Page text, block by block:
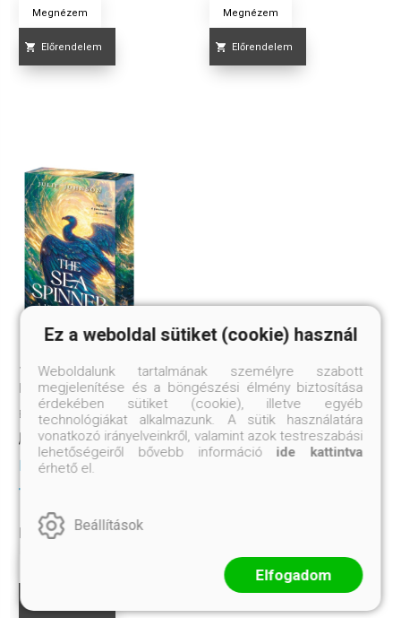
Megnézem
Előrendelem
Megnézem
Előrendelem
THE SEA SPINNER - A
HULLÁMSZÖVŐ
Éldekorált
JULIE JOHNSON
Kötött ár:
7 649.-
Eredeti ár:8 499.-
Ez a weboldal sütiket (cookie) használ
Weboldalunk tartalmának személyre szabott
megjelenítése és a böngészési élmény biztosítása
érdekében sütiket (cookie), illetve egyéb
technológiákat alkalmazunk. A sütik használatára
vonatkozó irányelveinkről, valamint azok testreszabási
lehetőségeiről bővebb információ ide kattintva
érhető el.
Beállítások
Elfogadom